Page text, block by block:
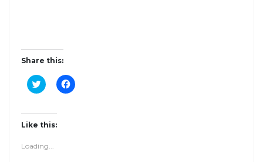
Share this:
C
l
k
t
o
s
h
C
l
Like this:
Loading...